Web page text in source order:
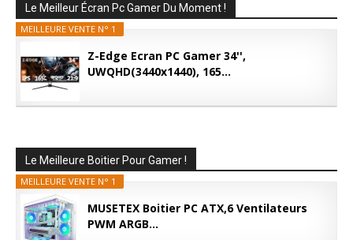
Le Meilleur Écran Pc Gamer Du Moment !
MEILLEURE VENTE N° 1
Z-Edge Ecran PC Gamer 34'',
UWQHD(3440x1440), 165...
Le Meilleure Boitier Pour Gamer !
MEILLEURE VENTE N° 1
MUSETEX Boitier PC ATX,6 Ventilateurs
PWM ARGB...